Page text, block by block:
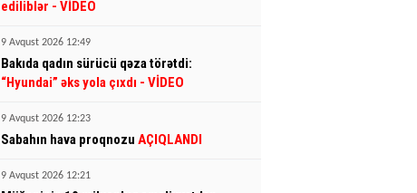
ediliblər - VİDEO
9 Avqust 2026 12:49
Bakıda qadın sürücü qəza törətdi:
“Hyundai” əks yola çıxdı - VİDEO
9 Avqust 2026 12:23
Sabahın hava proqnozu AÇIQLANDI
9 Avqust 2026 12:21